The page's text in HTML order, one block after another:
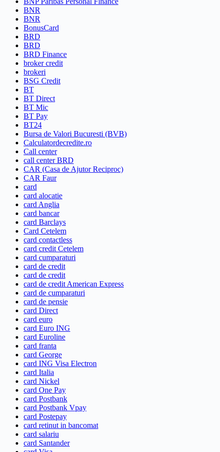
BNR
BNR
BonusCard
BRD
BRD
BRD Finance
broker credit
brokeri
BSG Credit
BT
BT Direct
BT Mic
BT Pay
BT24
Bursa de Valori Bucuresti (BVB)
Calculatordecredite.ro
Call center
call center BRD
CAR (Casa de Ajutor Reciproc)
CAR Faur
card
card alocatie
card Anglia
card bancar
card Barclays
Card Cetelem
card contactless
card credit Cetelem
card cumparaturi
card de credit
card de credit
card de credit American Express
card de cumparaturi
card de pensie
card Direct
card euro
card Euro ING
card Euroline
card franta
card George
card ING Visa Electron
card Italia
card Nickel
card One Pay
card Postbank
card Postbank Vpay
card Postepay
card retinut in bancomat
card salariu
card Santander